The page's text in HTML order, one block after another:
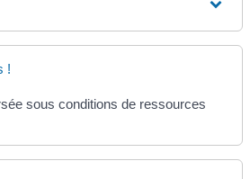
!
sous conditions de ressources